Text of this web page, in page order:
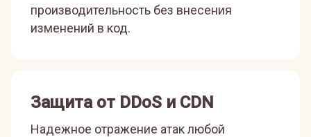
производительность без внесения
изменений в код.
Защита от DDoS и CDN
Надежное отражение атак любой